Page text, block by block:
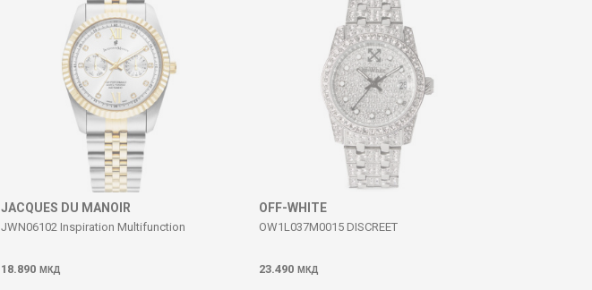
JACQUES DU MANOIR
JWN06102 Inspiration Multifunction
18.890 МКД
OFF-WHITE
OW1L037M0015 DISCREET
23.490 МКД